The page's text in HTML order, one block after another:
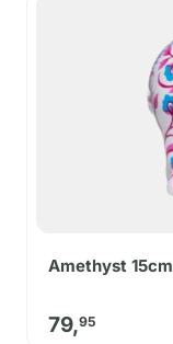
Amethyst 15cm
79,95